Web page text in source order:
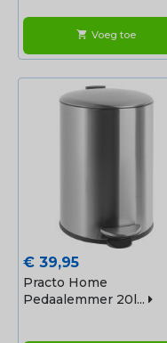
shopping_cart Voeg toe
Prijs
€ 39,95
Practo Home
Pedaalemmer 20l...